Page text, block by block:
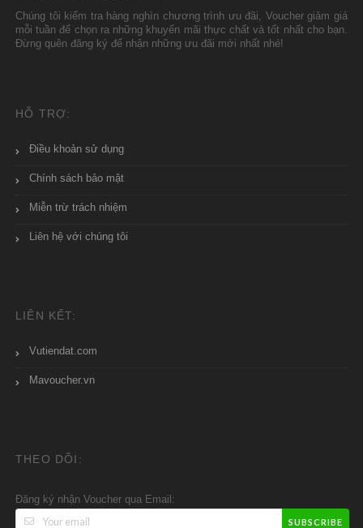
Chúng tôi kiểm tra hàng nghìn chương trình ưu đãi, Voucher giảm giá
mỗi tuần để chọn ra những khuyến mãi thực chất và tốt nhất cho bạn.
Đừng quên đăng ký để nhận những ưu đãi mới nhất nhé!
HỖ TRỢ:
Điều khoản sử dụng
Chính sách bảo mật
Miễn trừ trách nhiệm
Liên hệ với chúng tôi
LIÊN KẾT:
Vutiendat.com
Mavoucher.vn
THEO DÕI:
Đăng ký nhận Voucher qua Email:
SUBSCRIBE